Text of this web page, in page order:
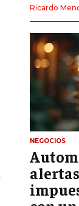
TALENTO
GESTIÓN
CULTURA Y
ÉTICA
BLOG
Ricardo
NEGOCIOS